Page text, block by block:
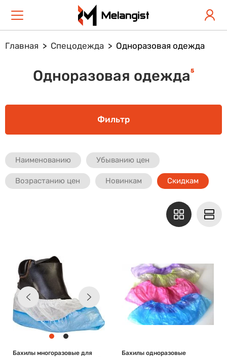
Главная Спецодежда Одноразовая одежда
Одноразовая одежда5
Фильтр
Наименованию Убыванию цен
Возрастанию цен Новинкам Скидкам
Бахилы многоразовые для
Бахилы одноразовые